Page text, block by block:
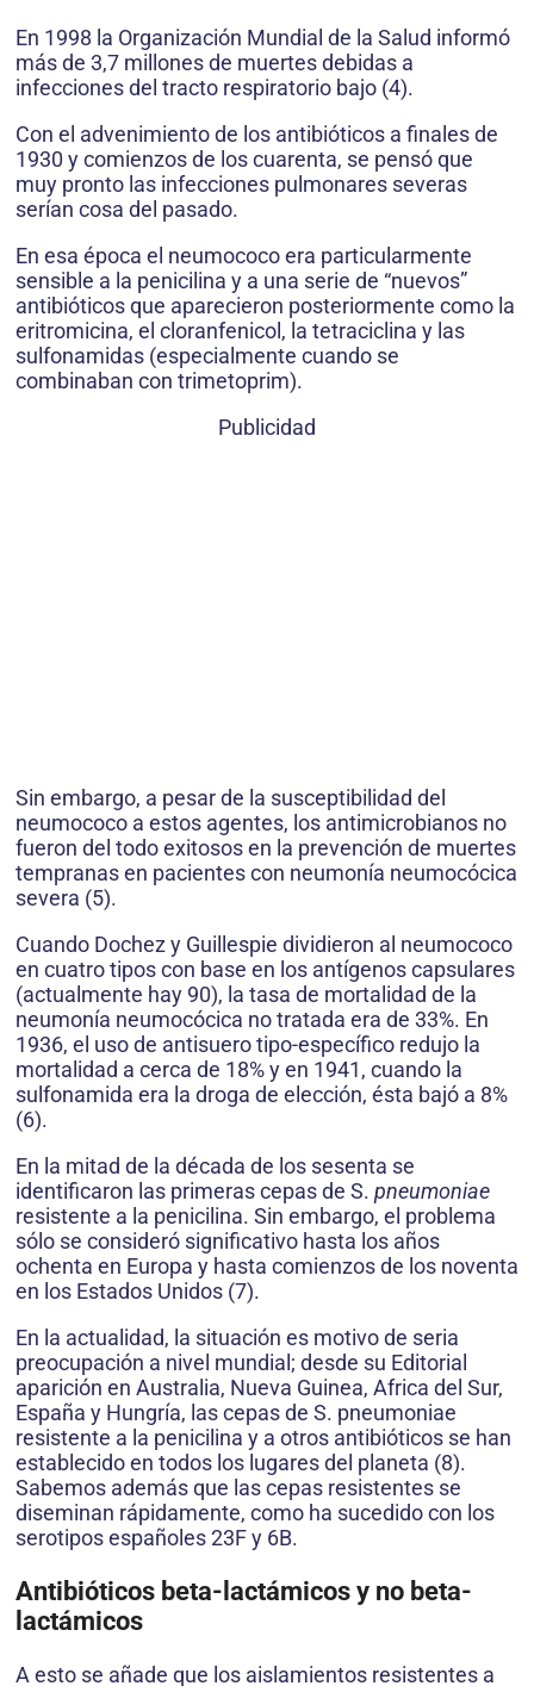
En 1998 la Organización Mundial de la Salud informó
más de 3,7 millones de muertes debidas a
infecciones del tracto respiratorio bajo (4).
Con el advenimiento de los antibióticos a finales de
1930 y comienzos de los cuarenta, se pensó que
muy pronto las infecciones pulmonares severas
serían cosa del pasado.
En esa época el neumococo era particularmente
sensible a la penicilina y a una serie de “nuevos”
antibióticos que aparecieron posteriormente como la
eritromicina, el cloranfenicol, la tetraciclina y las
sulfonamidas (especialmente cuando se
combinaban con trimetoprim).
Publicidad
Sin embargo, a pesar de la susceptibilidad del
neumococo a estos agentes, los antimicrobianos no
fueron del todo exitosos en la prevención de muertes
tempranas en pacientes con neumonía neumocócica
severa (5).
Cuando Dochez y Guillespie dividieron al neumococo
en cuatro tipos con base en los antígenos capsulares
(actualmente hay 90), la tasa de mortalidad de la
neumonía neumocócica no tratada era de 33%. En
1936, el uso de antisuero tipo-específico redujo la
mortalidad a cerca de 18% y en 1941, cuando la
sulfonamida era la droga de elección, ésta bajó a 8%
(6).
En la mitad de la década de los sesenta se
identificaron las primeras cepas de S. pneumoniae
resistente a la penicilina. Sin embargo, el problema
sólo se consideró significativo hasta los años
ochenta en Europa y hasta comienzos de los noventa
en los Estados Unidos (7).
En la actualidad, la situación es motivo de seria
preocupación a nivel mundial; desde su Editorial
aparición en Australia, Nueva Guinea, Africa del Sur,
España y Hungría, las cepas de S. pneumoniae
resistente a la penicilina y a otros antibióticos se han
establecido en todos los lugares del planeta (8).
Sabemos además que las cepas resistentes se
diseminan rápidamente, como ha sucedido con los
serotipos españoles 23F y 6B.
Antibióticos beta-lactámicos y no beta-
lactámicos
A esto se añade que los aislamientos resistentes a